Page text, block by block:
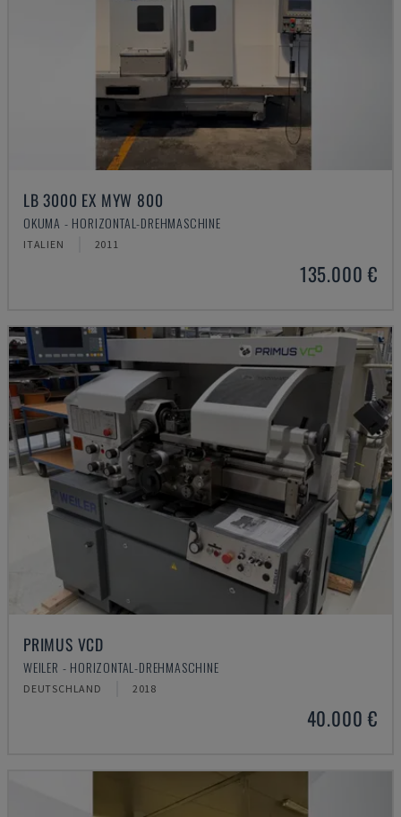
LB 3000 EX MYW 800
OKUMA - HORIZONTAL-DREHMASCHINE
ITALIEN 2011
135.000 €
PRIMUS VCD
WEILER - HORIZONTAL-DREHMASCHINE
DEUTSCHLAND 2018
40.000 €